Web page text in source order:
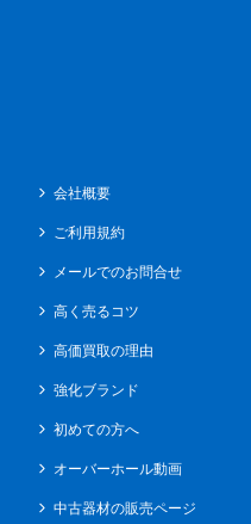
会社概要
ご利用規約
メールでのお問合せ
高く売るコツ
高価買取の理由
強化ブランド
初めての方へ
オーバーホール動画
中古器材の販売ページ